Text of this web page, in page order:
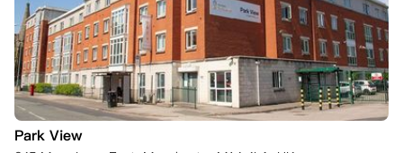
Park View